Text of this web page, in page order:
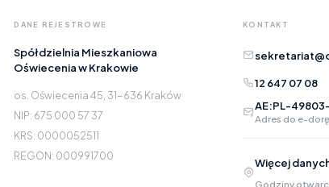
DANE REJESTROWE
Spółdzielnia Mieszkaniowa
Oświecenia w Krakowie
os. Oświecenia 45, 31-636 Kraków
NIP: 675 000 57 37
KRS: 0000052511
REGON: 000991700
KONTAKT
12 647 07 08
AE:PL-
Adres do e-
Więcej
Godziny
Adres e-mail
Załączniki